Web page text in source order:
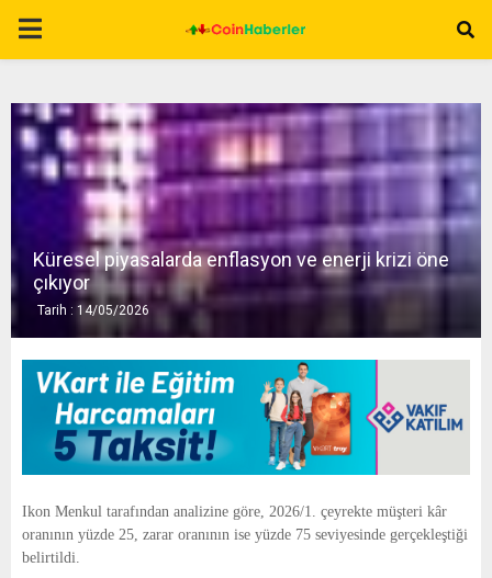
P
I
A
E
N
Küresel piyasalarda enflasyon ve enerji krizi öne
çıkıyor
Tarih : 14/05/2026
Ikon Menkul tarafından analizine göre, 2026/1. çeyrekte müşteri kâr
oranının yüzde 25, zarar oranının ise yüzde 75 seviyesinde gerçekleştiği
belirtildi.